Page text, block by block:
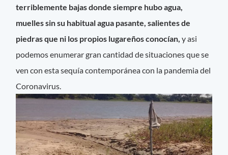
terriblemente bajas donde siempre hubo agua,
muelles sin su habitual agua pasante, salientes de
piedras que ni los propios lugareños conocían,y asi
podemos enumerar gran cantidad de situaciones que se
ven con esta sequía contemporánea con la pandemia del
Coronavirus.